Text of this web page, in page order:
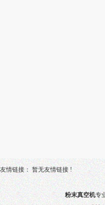
友情链接： 暂无友情链接 !
粉末真空机专